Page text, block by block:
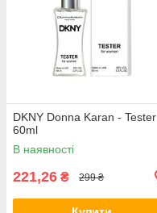
DKNY Donna Karan - Tester
60ml
В наявності
221,26 ₴ 299 ₴